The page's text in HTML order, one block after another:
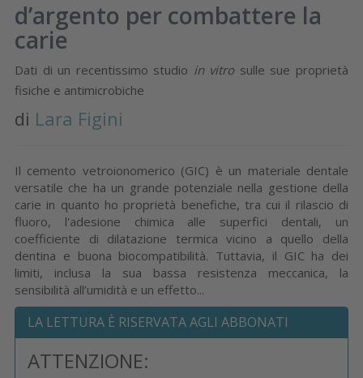
d’argento per combattere la
carie
Dati di un recentissimo studio in vitro sulle sue proprietà
fisiche e antimicrobiche
di Lara Figini
Il cemento vetroionomerico (GIC) è un materiale dentale
versatile che ha un grande potenziale nella gestione della
carie in quanto ho proprietà benefiche, tra cui il rilascio di
fluoro, l'adesione chimica alle superfici dentali, un
coefficiente di dilatazione termica vicino a quello della
dentina e buona biocompatibilità. Tuttavia, il GIC ha dei
limiti, inclusa la sua bassa resistenza meccanica, la
sensibilità all’umidità e un effetto...
LA LETTURA È RISERVATA AGLI ABBONATI
ATTENZIONE: